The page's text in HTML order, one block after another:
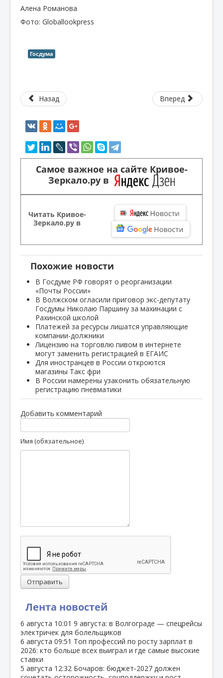
Лента новостей
6 августа 10:01 9 августа: в Волгограде — спецрейсы
электричек для болельщиков
6 августа 09:51 Топ профессий по росту зарплат в
2026: кто больше всех выиграл и где самые высокие
ставки
5 августа 12:32 Бочаров: бюджет‑2027 должен
Алена Романова
Фото: Globallookpress
Госдума
Назад Вперед
Самое важное на сайте Кривое-
Зеркало.ру в
Читать Кривое-
Зеркало.ру в
Похожие новости
В Госдуме РФ говорят о реорганизации
«Почты России»
В Волжском огласили приговор экс-депутату
Госдумы Николаю Паршину за махинации с
Рахинской школой
Платежей за ресурсы лишатся управляющие
компании-должники
Лицензию на торговлю пивом в интернете
могут заменить регистрацией в ЕГАИС
Для иностранцев в России откроются
магазины Такс фри
В России намерены узаконить обязательную
регистрацию пневматики
Добавить комментарий
Имя (обязательное)
Отправить